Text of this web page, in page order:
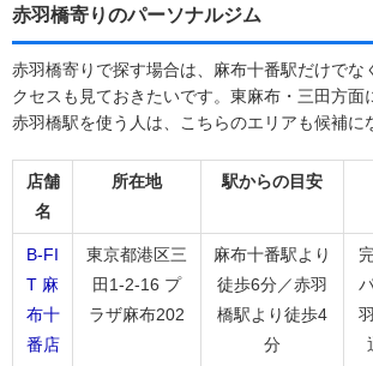
赤羽橋寄りのパーソナルジム
赤羽橋寄りで探す場合は、麻布十番駅だけでな
クセスも見ておきたいです。東麻布・三田方面
赤羽橋駅を使う人は、こちらのエリアも候補に
店舗
名
所在地 駅からの目安
B-FI
T 麻
布十
番店
東京都港区三
田1-2-16 プ
ラザ麻布202
麻布十番駅より
徒歩6分／赤羽
橋駅より徒歩4
分